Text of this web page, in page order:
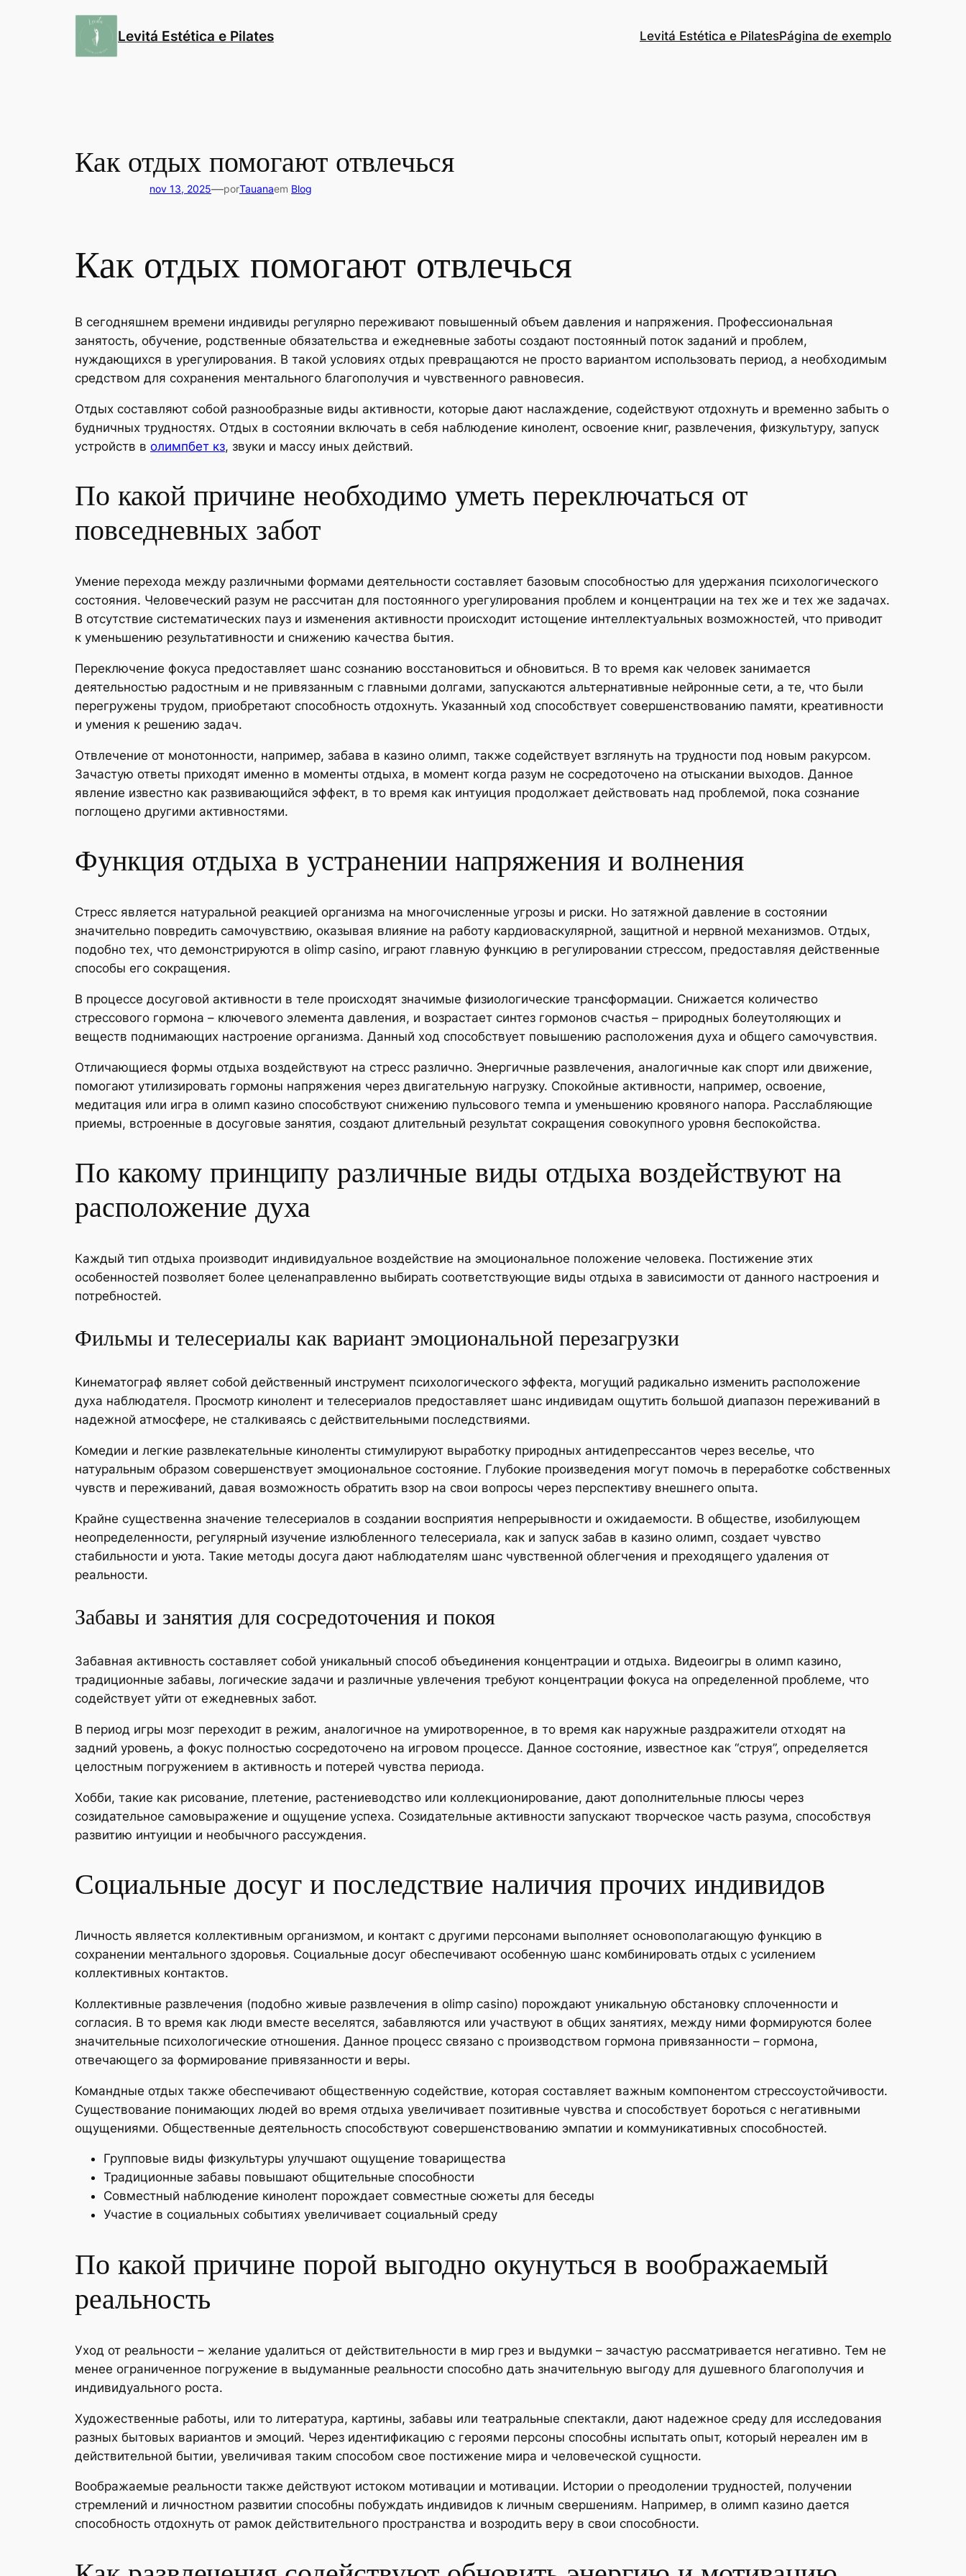
Levitá Estética e Pilates Levitá Estética e PilatesPágina de exemplo
Как отдых помогают отвлечься
nov 13, 2025—porTauanaem Blog
Как отдых помогают отвлечься
В сегодняшнем времени индивиды регулярно переживают повышенный объем давления и напряжения. Профессиональная
занятость, обучение, родственные обязательства и ежедневные заботы создают постоянный поток заданий и проблем,
нуждающихся в урегулирования. В такой условиях отдых превращаются не просто вариантом использовать период, а необходимым
средством для сохранения ментального благополучия и чувственного равновесия.
Отдых составляют собой разнообразные виды активности, которые дают наслаждение, содействуют отдохнуть и временно забыть о
будничных трудностях. Отдых в состоянии включать в себя наблюдение кинолент, освоение книг, развлечения, физкультуру, запуск
устройств в олимпбет кз, звуки и массу иных действий.
По какой причине необходимо уметь переключаться от
повседневных забот
Умение перехода между различными формами деятельности составляет базовым способностью для удержания психологического
состояния. Человеческий разум не рассчитан для постоянного урегулирования проблем и концентрации на тех же и тех же задачах.
В отсутствие систематических пауз и изменения активности происходит истощение интеллектуальных возможностей, что приводит
к уменьшению результативности и снижению качества бытия.
Переключение фокуса предоставляет шанс сознанию восстановиться и обновиться. В то время как человек занимается
деятельностью радостным и не привязанным с главными долгами, запускаются альтернативные нейронные сети, а те, что были
перегружены трудом, приобретают способность отдохнуть. Указанный ход способствует совершенствованию памяти, креативности
и умения к решению задач.
Отвлечение от монотонности, например, забава в казино олимп, также содействует взглянуть на трудности под новым ракурсом.
Зачастую ответы приходят именно в моменты отдыха, в момент когда разум не сосредоточено на отыскании выходов. Данное
явление известно как развивающийся эффект, в то время как интуиция продолжает действовать над проблемой, пока сознание
поглощено другими активностями.
Функция отдыха в устранении напряжения и волнения
Стресс является натуральной реакцией организма на многочисленные угрозы и риски. Но затяжной давление в состоянии
значительно повредить самочувствию, оказывая влияние на работу кардиоваскулярной, защитной и нервной механизмов. Отдых,
подобно тех, что демонстрируются в olimp casino, играют главную функцию в регулировании стрессом, предоставляя действенные
способы его сокращения.
В процессе досуговой активности в теле происходят значимые физиологические трансформации. Снижается количество
стрессового гормона – ключевого элемента давления, и возрастает синтез гормонов счастья – природных болеутоляющих и
веществ поднимающих настроение организма. Данный ход способствует повышению расположения духа и общего самочувствия.
Отличающиеся формы отдыха воздействуют на стресс различно. Энергичные развлечения, аналогичные как спорт или движение,
помогают утилизировать гормоны напряжения через двигательную нагрузку. Спокойные активности, например, освоение,
медитация или игра в олимп казино способствуют снижению пульсового темпа и уменьшению кровяного напора. Расслабляющие
приемы, встроенные в досуговые занятия, создают длительный результат сокращения совокупного уровня беспокойства.
По какому принципу различные виды отдыха воздействуют на
расположение духа
Каждый тип отдыха производит индивидуальное воздействие на эмоциональное положение человека. Постижение этих
особенностей позволяет более целенаправленно выбирать соответствующие виды отдыха в зависимости от данного настроения и
потребностей.
Фильмы и телесериалы как вариант эмоциональной перезагрузки
Кинематограф являет собой действенный инструмент психологического эффекта, могущий радикально изменить расположение
духа наблюдателя. Просмотр кинолент и телесериалов предоставляет шанс индивидам ощутить большой диапазон переживаний в
надежной атмосфере, не сталкиваясь с действительными последствиями.
Комедии и легкие развлекательные киноленты стимулируют выработку природных антидепрессантов через веселье, что
натуральным образом совершенствует эмоциональное состояние. Глубокие произведения могут помочь в переработке собственных
чувств и переживаний, давая возможность обратить взор на свои вопросы через перспективу внешнего опыта.
Крайне существенна значение телесериалов в создании восприятия непрерывности и ожидаемости. В обществе, изобилующем
неопределенности, регулярный изучение излюбленного телесериала, как и запуск забав в казино олимп, создает чувство
стабильности и уюта. Такие методы досуга дают наблюдателям шанс чувственной облегчения и преходящего удаления от
реальности.
Забавы и занятия для сосредоточения и покоя
Забавная активность составляет собой уникальный способ объединения концентрации и отдыха. Видеоигры в олимп казино,
традиционные забавы, логические задачи и различные увлечения требуют концентрации фокуса на определенной проблеме, что
содействует уйти от ежедневных забот.
В период игры мозг переходит в режим, аналогичное на умиротворенное, в то время как наружные раздражители отходят на
задний уровень, а фокус полностью сосредоточено на игровом процессе. Данное состояние, известное как “струя”, определяется
целостным погружением в активность и потерей чувства периода.
Хобби, такие как рисование, плетение, растениеводство или коллекционирование, дают дополнительные плюсы через
созидательное самовыражение и ощущение успеха. Созидательные активности запускают творческое часть разума, способствуя
развитию интуиции и необычного рассуждения.
Социальные досуг и последствие наличия прочих индивидов
Личность является коллективным организмом, и контакт с другими персонами выполняет основополагающую функцию в
сохранении ментального здоровья. Социальные досуг обеспечивают особенную шанс комбинировать отдых с усилением
коллективных контактов.
Коллективные развлечения (подобно живые развлечения в olimp casino) порождают уникальную обстановку сплоченности и
согласия. В то время как люди вместе веселятся, забавляются или участвуют в общих занятиях, между ними формируются более
значительные психологические отношения. Данное процесс связано с производством гормона привязанности – гормона,
отвечающего за формирование привязанности и веры.
Командные отдых также обеспечивают общественную содействие, которая составляет важным компонентом стрессоустойчивости.
Существование понимающих людей во время отдыха увеличивает позитивные чувства и способствует бороться с негативными
ощущениями. Общественные деятельность способствуют совершенствованию эмпатии и коммуникативных способностей.
Групповые виды физкультуры улучшают ощущение товарищества
Традиционные забавы повышают общительные способности
Совместный наблюдение кинолент порождает совместные сюжеты для беседы
Участие в социальных событиях увеличивает социальный среду
По какой причине порой выгодно окунуться в воображаемый
реальность
Уход от реальности – желание удалиться от действительности в мир грез и выдумки – зачастую рассматривается негативно. Тем не
менее ограниченное погружение в выдуманные реальности способно дать значительную выгоду для душевного благополучия и
индивидуального роста.
Художественные работы, или то литература, картины, забавы или театральные спектакли, дают надежное среду для исследования
разных бытовых вариантов и эмоций. Через идентификацию с героями персоны способны испытать опыт, который нереален им в
действительной бытии, увеличивая таким способом свое постижение мира и человеческой сущности.
Воображаемые реальности также действуют истоком мотивации и мотивации. Истории о преодолении трудностей, получении
стремлений и личностном развитии способны побуждать индивидов к личным свершениям. Например, в олимп казино дается
способность отдохнуть от рамок действительного пространства и возродить веру в свои способности.